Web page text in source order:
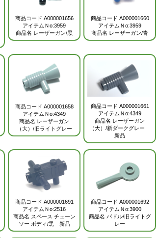
商品コード A000001656
アイテムＮo:3959
商品名 レーザーガン/黒
商品コード A000001660
アイテムＮo:3959
商品名 レーザーガン/青
商品コード A000001658
アイテムＮo:4349
商品名 レーザーガン
（大）/旧ライトグレー
商品コード A000001661
アイテムＮo:4349
商品名 レーザーガン
（大）/新ダークグレー
新品
商品コード A000001691
アイテムＮo:2516
商品名 スペース チェーン
ソー ボディ/黒新品
商品コード A000001692
アイテムＮo:3900
商品名 パドル/旧ライトグ
レー